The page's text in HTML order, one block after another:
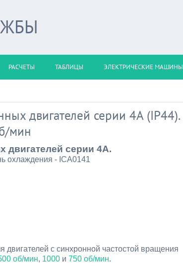
РАСЧЕТЫ ТАБЛИЦЫ ЭЛЕКТРИЧЕСКИЕ МАШИНЫ
двигателей серии 4А (IP44).
мин
двигателей серии 4А.
охлаждения - ICA0141
двигателей с синхронной частостой вращения
об/мин, 1000 и 750 об/мин.